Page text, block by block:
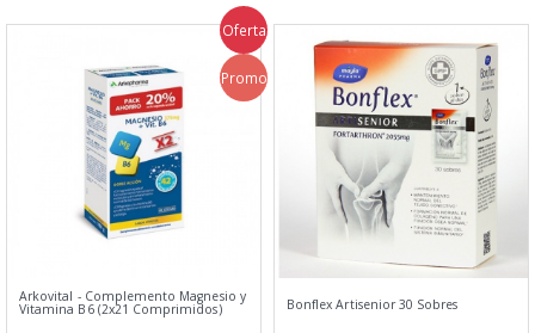
Oferta
Promo
Arkovital - Complemento Magnesio y
Vitamina B6 (2x21 Comprimidos) Bonflex Artisenior 30 Sobres